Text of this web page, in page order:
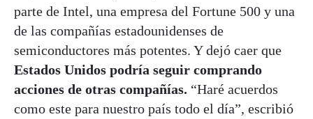
parte de Intel, una empresa del Fortune 500 y una
de las compañías estadounidenses de
semiconductores más potentes. Y dejó caer que
Estados Unidos podría seguir comprando
acciones de otras compañías. “Haré acuerdos
como este para nuestro país todo el día”, escribió